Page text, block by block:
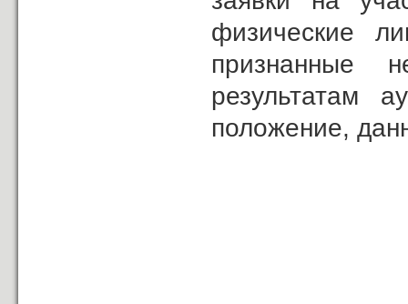
физические
признанные
результатам
положение,